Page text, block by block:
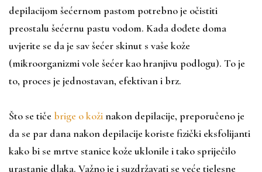
depilacijom šećernom pastom potrebno je očistiti
preostalu šećernu pastu vodom. Kada dođete doma
uvjerite se da je sav šećer skinut s vaše kože
(mikroorganizmi vole šećer kao hranjivu podlogu). To je
to, proces je jednostavan, efektivan i brz.
Što se tiče brige o kožinakon depilacije, preporučeno je
da se par dana nakon depilacije koriste fizički eksfolijanti
kako bi se mrtve stanice kože uklonile i tako spriječilo
urastanje dlaka. Važno je i suzdržavati se veće tjelesne